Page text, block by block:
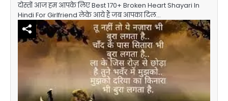
दोस्तों आज हम आपके लिए Best 170+ Broken Heart Shayari In
Hindi For Girlfriend लेके आये हैं जब आपका दिल…